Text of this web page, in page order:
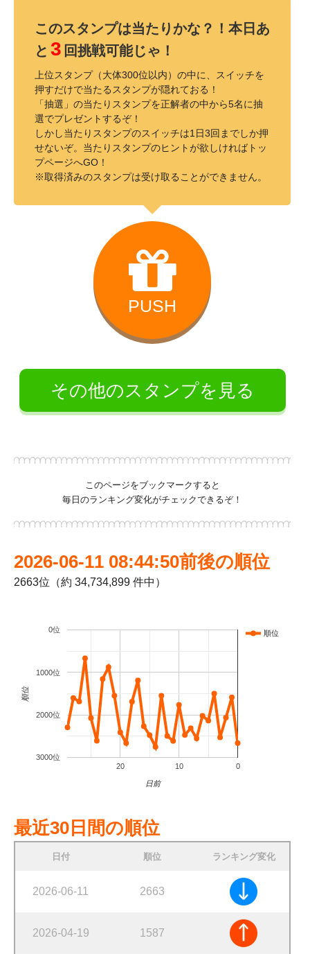
このスタンプは当たりかな？！本日あ
と 3 回挑戦可能じゃ！
上位スタンプ（大体300位以内）の中に、スイッチを
押すだけで当たるスタンプが隠れておる！
「抽選」の当たりスタンプを正解者の中から5名に抽
選でプレゼントするぞ！
しかし当たりスタンプのスイッチは1日3回までしか押
せないぞ。当たりスタンプのヒントが欲しければトッ
プページへGO！
※取得済みのスタンプは受け取ることができません。
PUSH
その他のスタンプを見る
このページをブックマークすると
毎日のランキング変化がチェックできるぞ！
2026-06-11 08:44:50前後の順位
2663位（約 34,734,899 件中）
順位
20 10 0
0位
1000位
2000位
3000位
日前
順位
最近30日間の順位
日付 順位 ランキング変化
2026-06-11 2663
2026-04-19 1587